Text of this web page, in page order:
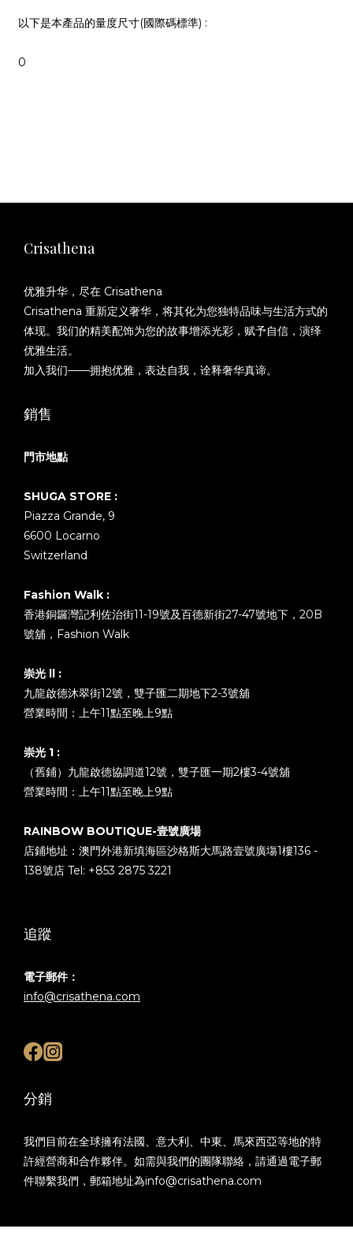
以下是本產品的量度尺寸(國際碼標準) :
0
Crisathena
优雅升华，尽在 Crisathena
Crisathena 重新定义奢华，将其化为您独特品味与生活方式的
体现。我们的精美配饰为您的故事增添光彩，赋予自信，演绎
优雅生活。
加入我们——拥抱优雅，表达自我，诠释奢华真谛。
銷售
門市地點
SHUGA STORE :
Piazza Grande, 9
6600 Locarno
Switzerland
Fashion Walk :
香港銅鑼灣記利佐治街11-19號及百德新街27-47號地下，20B
號舖，Fashion Walk
崇光 ll :
九龍啟德沐翠街12號，雙子匯二期地下2-3號舖
營業時間：上午11點至晚上9點
崇光 1 :
（舊鋪）九龍啟德協調道12號，雙子匯一期2樓3-4號舖
營業時間：上午11點至晚上9點
RAINBOW BOUTIQUE-壹號廣場
店鋪地址：澳門外港新填海區沙格斯大馬路壹號廣塲1樓136 -
138號店 Tel: +853 2875 3221
追蹤
電子郵件：
info@crisathena.com
分銷
我們目前在全球擁有法國、意大利、中東、馬來西亞等地的特
許經營商和合作夥伴。如需與我們的團隊聯絡，請通過電子郵
件聯繫我們，郵箱地址為info@crisathena.com